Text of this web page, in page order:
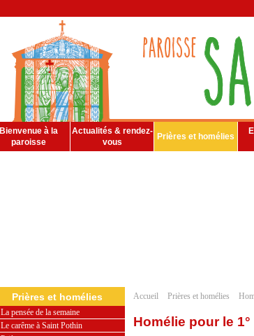
Bienvenue à la
paroisse
Actualités & rendez-
vous
Prières et homélies
Accueil Prières et homélies
Homélie pour le
Prières et homélies
La pensée de la semaine
Le carême à Saint Pothin